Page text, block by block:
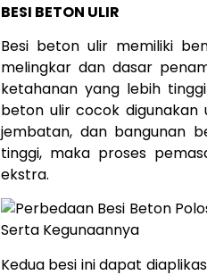
BESI BETON ULIR
Besi beton ulir memiliki
melingkar dan dasar
ketahanan yang lebih
beton ulir cocok
jembatan, dan bangunan
tinggi, maka proses
ekstra.
Kedua besi ini dapat